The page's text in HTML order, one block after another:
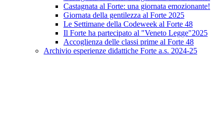
Castagnata al Forte: una giornata emozionante!
Giornata della gentilezza al Forte 2025
Le Settimane della Codeweek al Forte 48
Il Forte ha partecipato al "Veneto Legge"2025
Accoglienza delle classi prime al Forte 48
Archivio esperienze didattiche Forte a.s. 2024-25